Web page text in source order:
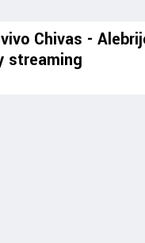
Chivas -
streaming